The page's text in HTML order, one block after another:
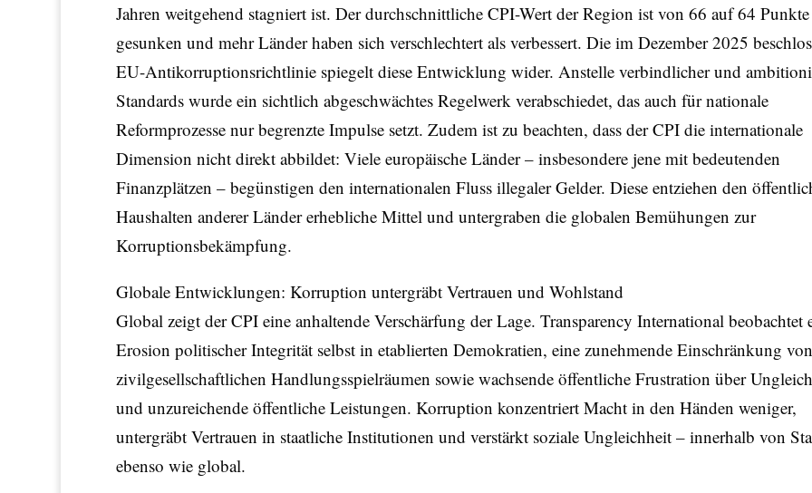
Jahren weitgehend stagniert ist. Der durchschnittliche CPI-Wert der Region ist von 66 auf 64 Punkte
gesunken und mehr Länder haben sich verschlechtert als verbessert. Die im Dezember 2025
EU-Antikorruptionsrichtlinie spiegelt diese Entwicklung wider. Anstelle verbindlicher und
Standards wurde ein sichtlich abgeschwächtes Regelwerk verabschiedet, das auch für nationale
Reformprozesse nur begrenzte Impulse setzt. Zudem ist zu beachten, dass der CPI die internationale
Dimension nicht direkt abbildet: Viele europäische Länder – insbesondere jene mit bedeutenden
Finanzplätzen – begünstigen den internationalen Fluss illegaler Gelder. Diese entziehen den
Haushalten anderer Länder erhebliche Mittel und untergraben die globalen Bemühungen zur
Korruptionsbekämpfung.
Globale Entwicklungen: Korruption untergräbt Vertrauen und Wohlstand
Global zeigt der CPI eine anhaltende Verschärfung der Lage. Transparency International beobachtet
Erosion politischer Integrität selbst in etablierten Demokratien, eine zunehmende Einschränkung von
zivilgesellschaftlichen Handlungsspielräumen sowie wachsende öffentliche Frustration über
und unzureichende öffentliche Leistungen. Korruption konzentriert Macht in den Händen weniger,
untergräbt Vertrauen in staatliche Institutionen und verstärkt soziale Ungleichheit – innerhalb von
ebenso wie global.